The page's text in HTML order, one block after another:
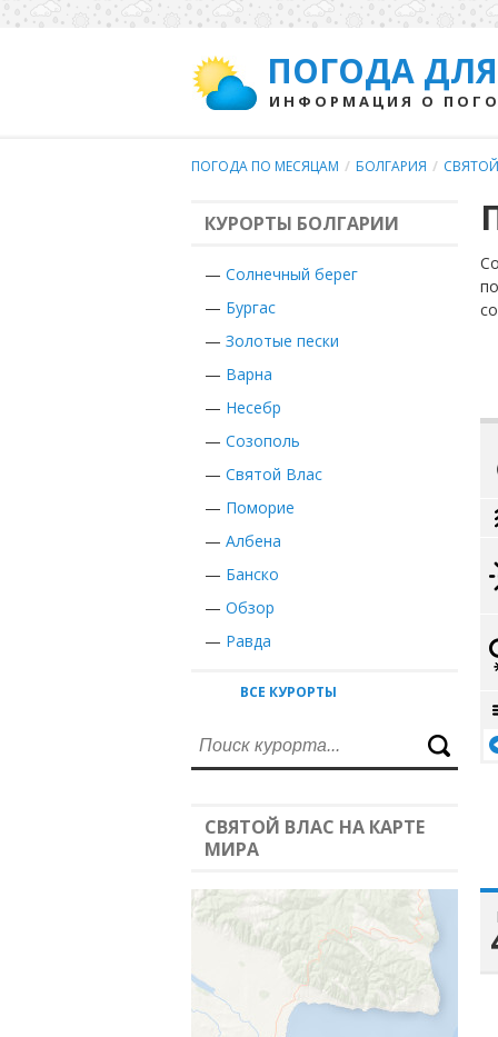
ПОГОДА
ИНФОРМАЦИЯ О
ПОГОДА ПО МЕСЯЦАМ / БОЛГАРИЯ /
КУРОРТЫ БОЛГАРИИ
— Солнечный берег
— Бургас
— Золотые пески
— Варна
— Несебр
— Созополь
— Святой Влас
— Поморие
— Албена
— Банско
— Обзор
— Равда
ВСЕ КУРОРТЫ
СВЯТОЙ ВЛАС НА КАРТЕ
МИРА